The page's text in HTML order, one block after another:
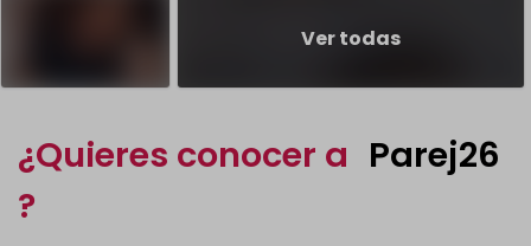
Ver todas
¿Quieres conocer a Parej26
?